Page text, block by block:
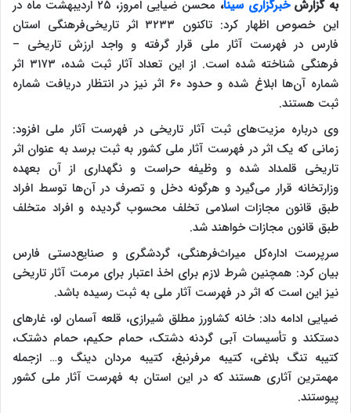
به گزارشخبرگزاری سینا،
محسن ضیایی امروز، ۲۵ اردیبهشت ماه در
این خصوص اظهار کرد: تاکنون ۳۲۳۳ اثر تاریخی‌فرهنگی استان
فارس در فهرست آثار ملی قرار گرفته و واجد ارزش تاریخی –
فرهنگی شناخته شده است. از این تعداد آثار ثبت شده، ۳۱۷۳ اثر
شماره آن‌ها ابلاغ شده و حدود ۶۰ اثر نیز در انتظار دریافت شماره
ثبت هستند.
وی درباره مزیت‌های ثبت آثار تاریخی در فهرست آثار ملی افزود:
زمانی که یک اثر در فهرست آثار ملی کشور به ثبت برسد به عنوان اثر
تاریخی قلمداد شده و وظیفه حراست و نگهداری از آن بعهده
وزارتخانه قرار می‌گیرد و هرگونه دخل و تصرف در آن‌ها توسط افراد
طبق قانون مجازات‌ اسلامی تخلف محسوب گردیده و افراد متخلف
طبق قانون مجازات خواهند شد.
سرپرست اداره‌کل میراث‌فرهنگی، گردشگری و صنایع‌دستی فارس
بیان کرد: همچنین شرط لازم برای اخذ اعتبار برای مرمت آثار تاریخی
نیز این است که اثر در فهرست آثار ملی به ثبت رسیده باشد.
ضیایی ادامه داد: خانه کشاورز مطلق شیرازی، قلعه آسمان لو، غارهای
دستکند و تأسیسات آبی گردنه دشتک، حمام حکیم، حمام دشتک،
کتیبه تنگ بلاغی، کتیبه مرفرنبغ، کتیبه مردان دینگ و… ازجمله
مهمترین آثاری هستند که در این استان به فهرست آثار ملی کشور
پیوستند.